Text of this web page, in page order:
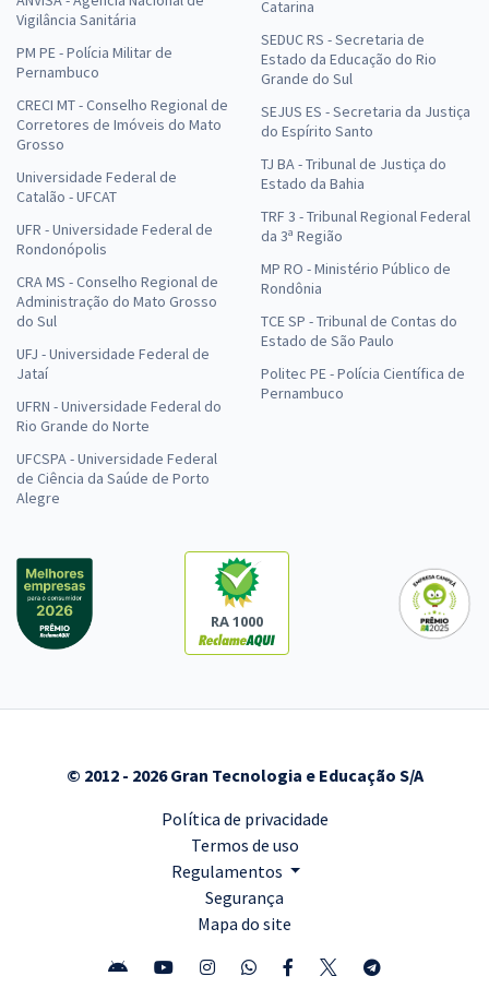
Vigilância Sanitária
PM PE - Polícia Militar de
Pernambuco
CRECI MT - Conselho Regional de
Corretores de Imóveis do Mato
Grosso
Universidade Federal de
Catalão - UFCAT
UFR - Universidade Federal de
Rondonópolis
CRA MS - Conselho Regional de
Administração do Mato Grosso
do Sul
UFJ - Universidade Federal de
Jataí
UFRN - Universidade Federal do
Rio Grande do Norte
UFCSPA - Universidade Federal
de Ciência da Saúde de Porto
Alegre
Catarina
SEDUC RS - Secretaria de
Estado da Educação do Rio
Grande do Sul
SEJUS ES - Secretaria da Justiça
do Espírito Santo
TJ BA - Tribunal de Justiça do
Estado da Bahia
TRF 3 - Tribunal Regional Federal
da 3ª Região
MP RO - Ministério Público de
Rondônia
TCE SP - Tribunal de Contas do
Estado de São Paulo
Politec PE - Polícia Científica de
Pernambuco
RA 1000
© 2012 - 2026 Gran Tecnologia e Educação S/A
Política de privacidade
Termos de uso
Regulamentos
Segurança
Mapa do site